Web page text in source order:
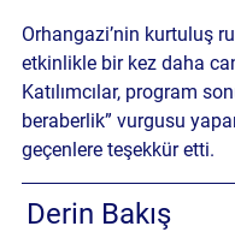
Orhangazi’nin kurtuluş
etkinlikle bir kez daha
Katılımcılar, program
beraberlik” vurgusu
geçenlere teşekkür etti.
Derin Bakış